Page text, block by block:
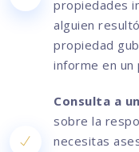
propiedades
alguien
propiedad
informe en un
Consulta a
sobre la
necesitas